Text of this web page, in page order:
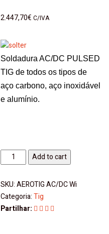
2.447,70€ C/IVA
Soldadura AC/DC PULSED
TIG de todos os tipos de
aço carbono, aço inoxidável
e alumínio.
Add to cart
SKU:AEROTIG AC/DC Wi
Categoria: Tig
Partilhar: